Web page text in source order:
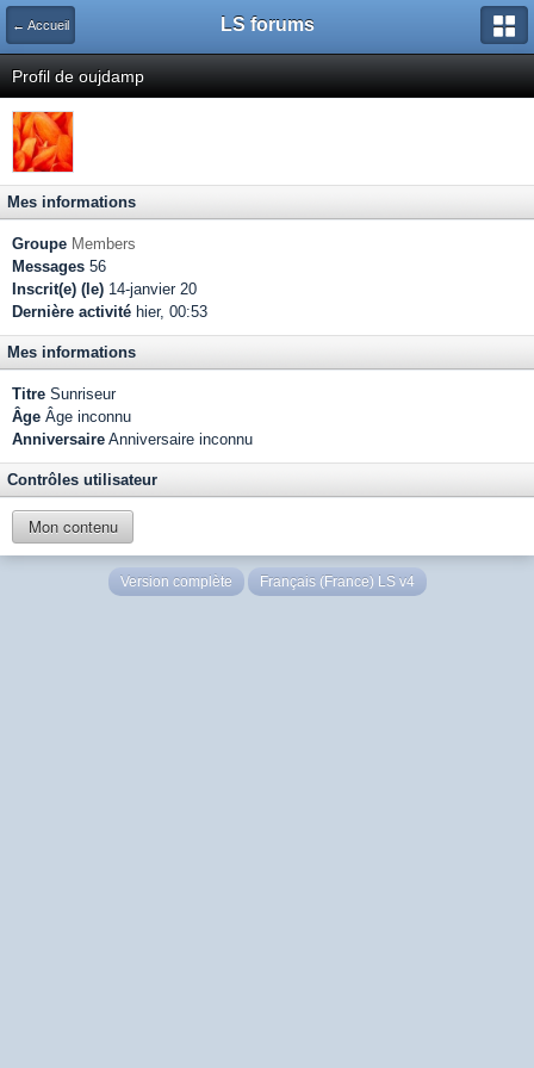
← Accueil LS forums
Profil de oujdamp
Mes informations
Groupe Members
Messages 56
Inscrit(e) (le) 14-janvier 20
Dernière activité hier, 00:53
Mes informations
Titre Sunriseur
Âge Âge inconnu
Anniversaire Anniversaire inconnu
Contrôles utilisateur
Mon contenu
Version complète Français (France) LS v4